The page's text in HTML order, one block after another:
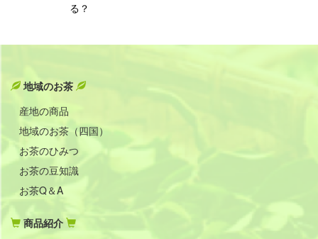
る？
地域のお茶
産地の商品
地域のお茶（四国）
お茶のひみつ
お茶の豆知識
お茶Q＆A
商品紹介